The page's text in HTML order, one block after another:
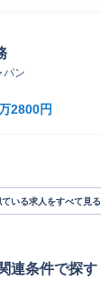
パン
2800円
ている求人をすべて見る
連条件で探す